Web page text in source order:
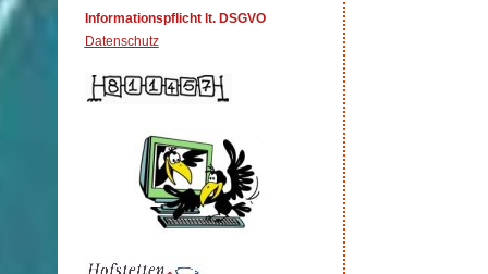
Informationspflicht lt. DSGVO
Datenschutz